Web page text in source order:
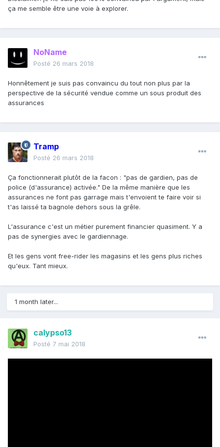
ça me semble être une voie à explorer.
NoName
Posté 26 mars 2018
Honnêtement je suis pas convaincu du tout non plus par la
perspective de la sécurité vendue comme un sous produit des
assurances
Tramp
Posté 26 mars 2018
Ça fonctionnerait plutôt de la facon : "pas de gardien, pas de
police (d'assurance) activée." De la même manière que les
assurances ne font pas garrage mais t'envoient te faire voir si
t'as laissé ta bagnole dehors sous la grêle.
L'assurance c'est un métier purement financier quasiment. Y a
pas de synergies avec le gardiennage.
Et les gens vont free-rider les magasins et les gens plus riches
qu'eux. Tant mieux.
1 month later...
calypso13
Posté 7 mai 2018